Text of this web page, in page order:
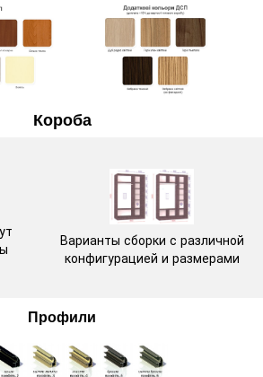
Короба
Варианты сборки с различной
конфигурацией и размерами
Профили